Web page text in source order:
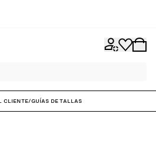
cliente/Guías de tallas